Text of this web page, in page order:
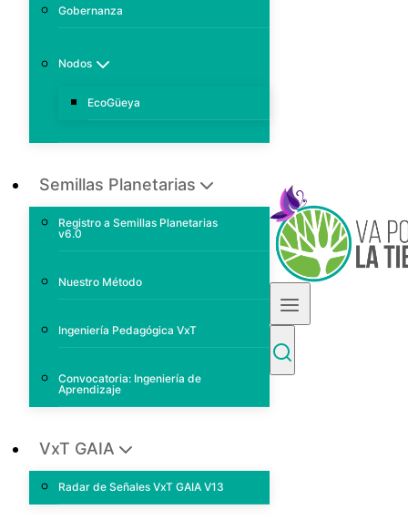
Gobernanza
Nodos
EcoGüeya
Semillas Planetarias
Registro a Semillas Planetarias
v6.0
Nuestro Método
Ingeniería Pedagógica VxT
Convocatoria: Ingeniería de
Aprendizaje
VxT GAIA
Radar de Señales VxT GAIA V13